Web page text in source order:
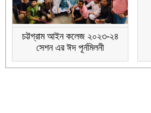
চট্টগ্রাম আইন কলেজ ২০২৩-২৪
সেশন এর ঈদ পূর্নমিলনী